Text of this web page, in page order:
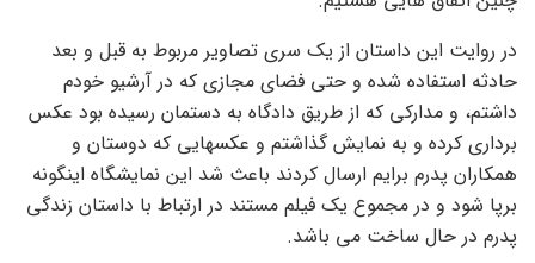
در روایت این داستان از یک سری تصاویر مربوط به قبل و بعد
حادثه استفاده شده و حتی فضای مجازی که در آرشیو خودم
داشتم، و مدارکی که از طریق دادگاه به دستمان رسیده بود عکس
برداری کرده و به نمایش گذاشتم و عکسهایی که دوستان و
همکاران پدرم برایم ارسال کردند باعث شد این نمایشگاه اینگونه
برپا شود و در مجموع یک فیلم مستند در ارتباط با داستان زندگی
پدرم در حال ساخت می باشد.